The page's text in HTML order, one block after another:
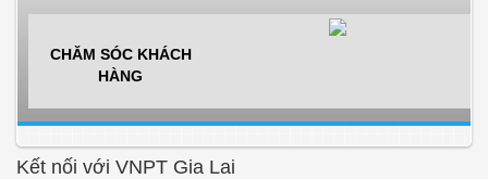
CHĂM SÓC KHÁCH
HÀNG
Kết nối với VNPT Gia Lai